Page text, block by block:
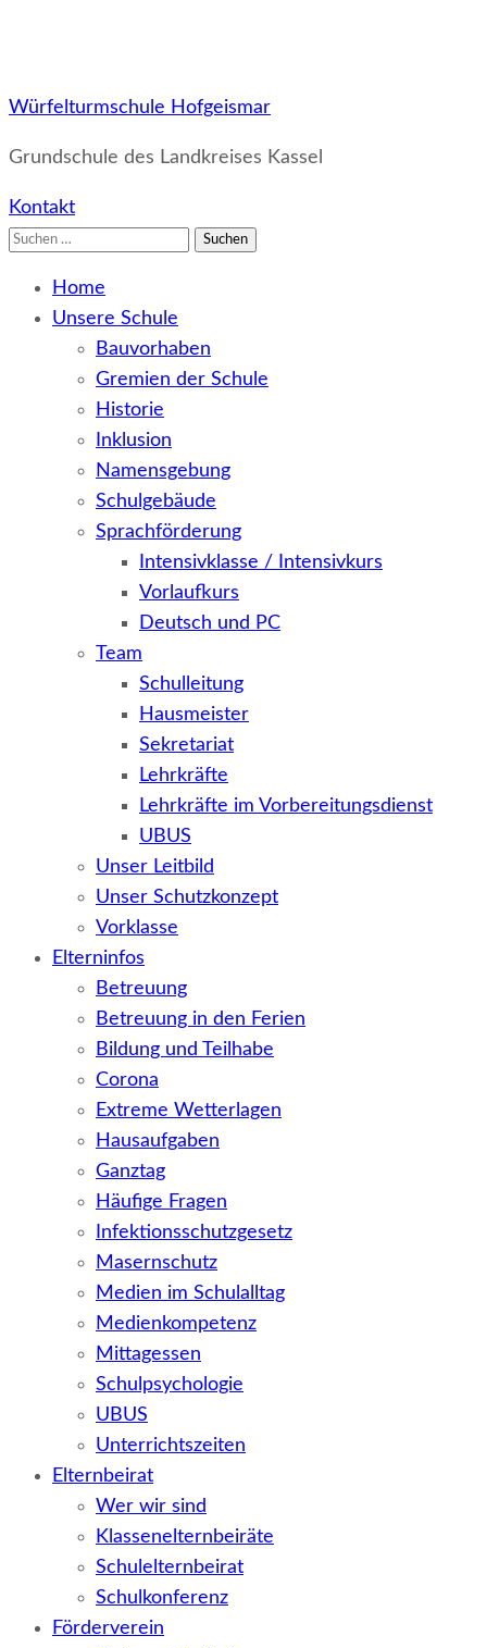
Würfelturmschule Hofgeismar
Grundschule des Landkreises Kassel
Kontakt
Suchen
Home
Unsere Schule
Bauvorhaben
Gremien der Schule
Historie
Inklusion
Namensgebung
Schulgebäude
Sprachförderung
Intensivklasse / Intensivkurs
Vorlaufkurs
Deutsch und PC
Team
Schulleitung
Hausmeister
Sekretariat
Lehrkräfte
Lehrkräfte im Vorbereitungsdienst
UBUS
Unser Leitbild
Unser Schutzkonzept
Vorklasse
Elterninfos
Betreuung
Betreuung in den Ferien
Bildung und Teilhabe
Corona
Extreme Wetterlagen
Hausaufgaben
Ganztag
Häufige Fragen
Infektionsschutzgesetz
Masernschutz
Medien im Schulalltag
Medienkompetenz
Mittagessen
Schulpsychologie
UBUS
Unterrichtszeiten
Elternbeirat
Wer wir sind
Klassenelternbeiräte
Schulelternbeirat
Schulkonferenz
Förderverein